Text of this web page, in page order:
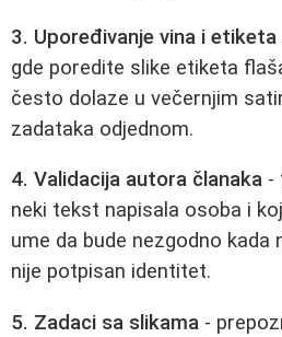
3. Upoređivanje vina i etiketa
gde poredite slike etiketa
često dolaze u večernjim
zadataka odjednom.
4. Validacija autora članaka -
neki tekst napisala osoba i
ume da bude nezgodno kada
nije potpisan identitet.
5. Zadaci sa slikama -